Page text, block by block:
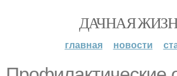
ДАЧНАЯ
главная новости